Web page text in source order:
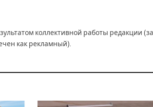
коллективной работы редакции (за
как рекламный).